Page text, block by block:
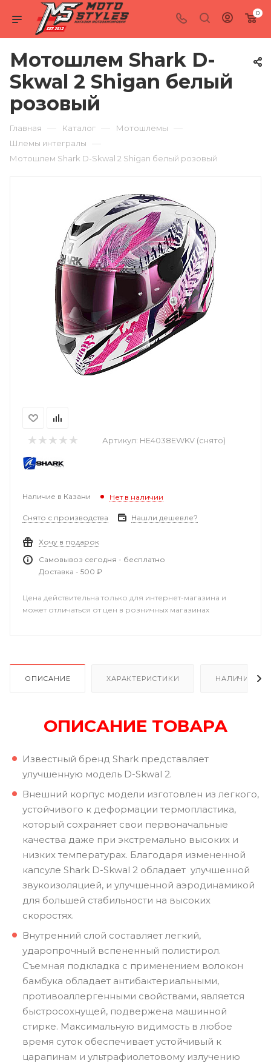
0
Мотошлем Shark D-
Skwal 2 Shigan белый
розовый
Главная — Каталог — Мотошлемы —
Шлемы интегралы —
Мотошлем Shark D-Skwal 2 Shigan белый розовый
Артикул: HE4038EWKV (снято)
Наличие в Казани Нет в наличии
Снято с производства Нашли дешевле?
Хочу в подарок
Самовывоз сегодня - бесплатно
Доставка - 500 ₽
Цена действительна только для интернет-магазина и
может отличаться от цен в розничных магазинах
ОПИСАНИЕ ХАРАКТЕРИСТИКИ НАЛИЧИЕ В
ОПИСАНИЕ ТОВАРА
Известный бренд Shark представляет
улучшенную модель D-Skwal 2.
Внешний корпус модели изготовлен из легкого,
устойчивого к деформации термопластика,
который сохраняет свои первоначальные
качества даже при экстремально высоких и
низких температурах. Благодаря измененной
капсуле Shark D-Skwal 2 обладает улучшенной
звукоизоляцией, и улучшенной аэродинамикой
для большей стабильности на высоких
скоростях.
Внутренний слой составляет легкий,
ударопрочный вспененный полистирол.
Съемная подкладка с применением волокон
бамбука обладает антибактериальными,
противоаллергенными свойствами, является
быстросохнущей, подвержена машинной
стирке. Максимальную видимость в любое
время суток обеспечивает устойчивый к
царапинам и ультрафиолетовому излучению